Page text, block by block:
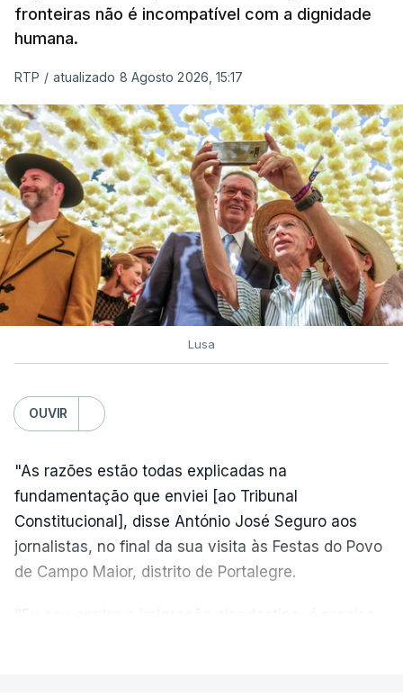
fronteiras não é incompatível com a dignidade
humana.
RTP / atualizado 8 Agosto 2026, 15:17
Lusa
OUVIR
"As razões estão todas explicadas na
fundamentação que enviei [ao Tribunal
Constitucional], disse António José Seguro aos
jornalistas, no final da sua visita às Festas do Povo
de Campo Maior, distrito de Portalegre.